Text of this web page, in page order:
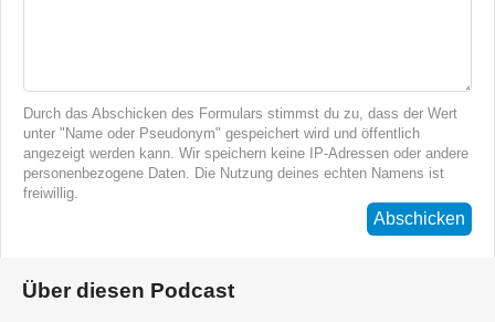
Durch das Abschicken des Formulars stimmst du zu, dass der Wert
unter "Name oder Pseudonym" gespeichert wird und öffentlich
angezeigt werden kann. Wir speichern keine IP-Adressen oder andere
personenbezogene Daten. Die Nutzung deines echten Namens ist
freiwillig.
Abschicken
Über diesen Podcast